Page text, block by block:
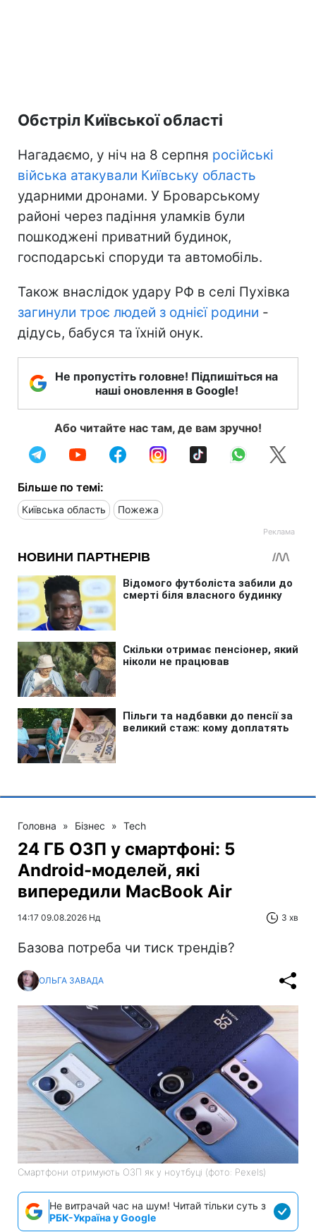
Обстріл Київської області
Нагадаємо, у ніч на 8 серпня російські
війська атакували Київську область
ударними дронами. У Броварському
районі через падіння уламків були
пошкоджені приватний будинок,
господарські споруди та автомобіль.
Також внаслідок удару РФ в селі Пухівка
загинули троє людей з однієї родини -
дідусь, бабуся та їхній онук.
Не пропустіть головне! Підпишіться на
наші оновлення в Google!
Або читайте нас там, де вам зручно!
Більше по темі:
Київська область Пожежа
Головна » Бізнес » Tech
24 ГБ ОЗП у смартфоні: 5
Android-моделей, які
випередили MacBook Air
14:17 09.08.2026 Нд 3 хв
Базова потреба чи тиск трендів?
ОЛЬГА ЗАВАДА
Смартфони отримують ОЗП як у ноутбуці (фото: Pexels)
Не витрачай час на шум! Читай тільки суть з
РБК-Україна у Google